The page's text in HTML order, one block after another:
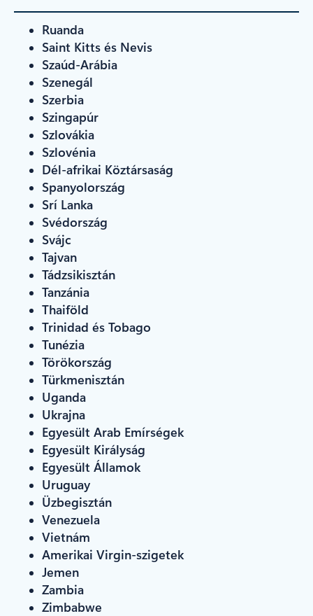
Ruanda
Saint Kitts és Nevis
Szaúd-Arábia
Szenegál
Szerbia
Szingapúr
Szlovákia
Szlovénia
Dél-afrikai Köztársaság
Spanyolország
Srí Lanka
Svédország
Svájc
Tajvan
Tádzsikisztán
Tanzánia
Thaiföld
Trinidad és Tobago
Tunézia
Törökország
Türkmenisztán
Uganda
Ukrajna
Egyesült Arab Emírségek
Egyesült Királyság
Egyesült Államok
Uruguay
Üzbegisztán
Venezuela
Vietnám
Amerikai Virgin-szigetek
Jemen
Zambia
Zimbabwe